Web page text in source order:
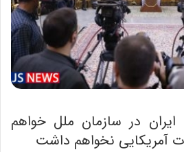
در سازمان ملل خواهم
آمریکایی نخواهم داشت